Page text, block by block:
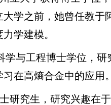
学之前，她曾任教于
学建模。
学与工程博士学位，研
在高熵合金中的应用。
研究生，研究兴趣在